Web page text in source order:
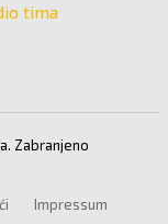
tima
Zabranjeno
Impressum